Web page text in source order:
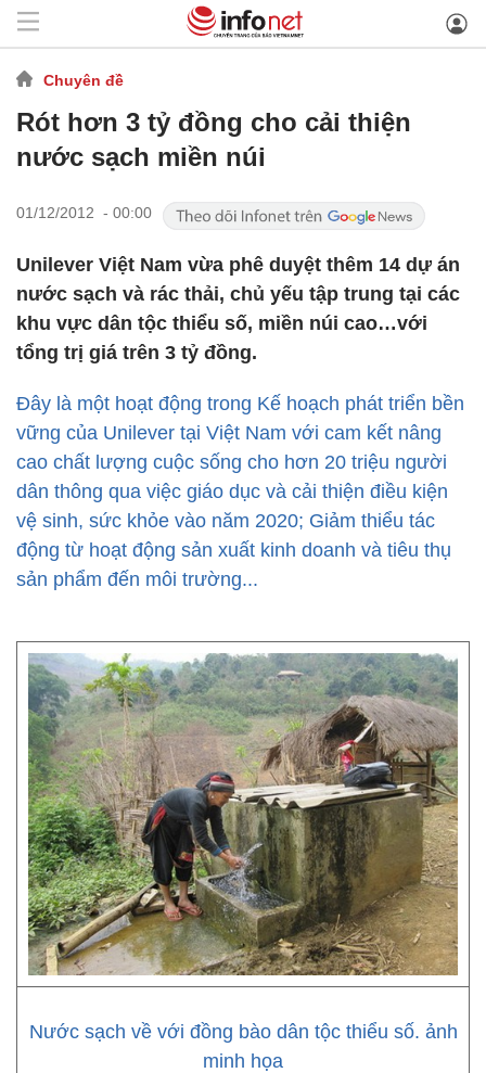
Chuyên đề
Rót hơn 3 tỷ đồng cho cải thiện
nước sạch miền núi
01/12/2012 - 00:00
Unilever Việt Nam vừa phê duyệt thêm 14 dự án
nước sạch và rác thải, chủ yếu tập trung tại các
khu vực dân tộc thiểu số, miền núi cao…với
tổng trị giá trên 3 tỷ đồng.
Đây là một hoạt động trong Kế hoạch phát triển bền
vững của Unilever tại Việt Nam với cam kết nâng
cao chất lượng cuộc sống cho hơn 20 triệu người
dân thông qua việc giáo dục và cải thiện điều kiện
vệ sinh, sức khỏe vào năm 2020; Giảm thiểu tác
động từ hoạt động sản xuất kinh doanh và tiêu thụ
sản phẩm đến môi trường...
Nước sạch về với đồng bào dân tộc thiểu số. ảnh
minh họa